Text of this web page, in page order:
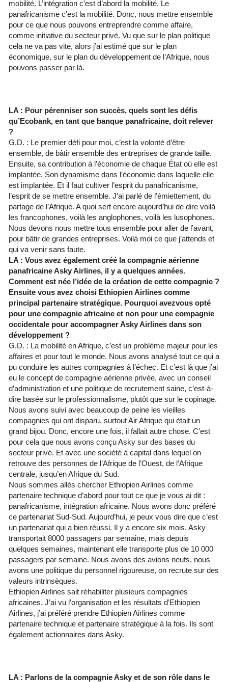
mobilité. L’intégration c’est d’abord la mobilité. Le
panafricanisme c’est la mobilité. Donc, nous mettre ensemble
pour ce que nous pouvons entreprendre comme affaire,
comme initiative du secteur privé. Vu que sur le plan politique
cela ne va pas vite, alors j’ai estimé que sur le plan
économique, sur le plan du développement de l’Afrique, nous
pouvons passer par là.
LA : Pour pérenniser son succès, quels sont les défis
qu’Ecobank, en tant que banque panafricaine, doit relever
?
G.D. : Le premier défi pour moi, c’est la volonté d’être
ensemble, de bâtir ensemble des entreprises de grande taille.
Ensuite, sa contribution à l’économie de chaque État où elle est
implantée. Son dynamisme dans l’économie dans laquelle elle
est implantée. Et il faut cultiver l’esprit du panafricanisme,
l’esprit de se mettre ensemble. J’ai parlé de l’émiettement, du
partage de l’Afrique. A quoi sert encore aujourd’hui de dire voilà
les francophones, voilà les anglophones, voilà les lusophones.
Nous devons nous mettre tous ensemble pour aller de l’avant,
pour bâtir de grandes entreprises. Voilà moi ce que j’attends et
qui va venir sans faute.
LA : Vous avez également créé la compagnie aérienne
panafricaine Asky Airlines, il y a quelques années.
Comment est née l’idée de la création de cette compagnie ?
Ensuite vous avez choisi Ethiopien Airlines comme
principal partenaire stratégique. Pourquoi avezvous opté
pour une compagnie africaine et non pour une compagnie
occidentale pour accompagner Asky Airlines dans son
développement ?
G.D. : La mobilité en Afrique, c’est un problème majeur pour les
affaires et pour tout le monde. Nous avons analysé tout ce qui a
pu conduire les autres compagnies à l’échec. Et c’est là que j’ai
eu le concept de compagnie aérienne privée, avec un conseil
d’administration et une politique de recrutement saine, c’est-à-
dire basée sur le professionnalisme, plutôt que sur le copinage.
Nous avons suivi avec beaucoup de peine les vieilles
compagnies qui ont disparu, surtout Air Afrique qui était un
grand bijou. Donc, encore une fois, il fallait autre chose. C’est
pour cela que nous avons conçu Asky sur des bases du
secteur privé. Et avec une société à capital dans lequel on
retrouve des personnes de l’Afrique de l’Ouest, de l’Afrique
centrale, jusqu’en Afrique du Sud.
Nous sommes allés chercher Ethiopien Airlines comme
partenaire technique d’abord pour tout ce que je vous ai dit :
panafricanisme, intégration africaine. Nous avons donc préféré
ce partenariat Sud-Sud. Aujourd’hui, je peux vous dire que c’est
un partenariat qui a bien réussi. Il y a encore six mois, Asky
transportait 8000 passagers par semaine, mais depuis
quelques semaines, maintenant elle transporte plus de 10 000
passagers par semaine. Nous avons des avions neufs, nous
avons une politique du personnel rigoureuse, on recrute sur des
valeurs intrinsèques.
Ethiopien Airlines sait réhabiliter plusieurs compagnies
africaines. J’ai vu l’organisation et les résultats d’Ethiopien
Airlines, j’ai préféré prendre Ethiopien Airlines comme
partenaire technique et partenaire stratégique à la fois. Ils sont
également actionnaires dans Asky.
LA : Parlons de la compagnie Asky et de son rôle dans le